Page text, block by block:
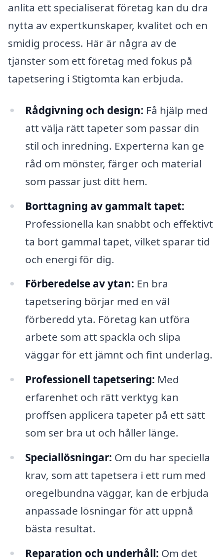
anlita ett specialiserat företag kan du dra
nytta av expertkunskaper, kvalitet och en
smidig process. Här är några av de
tjänster som ett företag med fokus på
tapetsering i Stigtomta kan erbjuda.
Rådgivning och design: Få hjälp med
att välja rätt tapeter som passar din
stil och inredning. Experterna kan ge
råd om mönster, färger och material
som passar just ditt hem.
Borttagning av gammalt tapet:
Professionella kan snabbt och effektivt
ta bort gammal tapet, vilket sparar tid
och energi för dig.
Förberedelse av ytan: En bra
tapetsering börjar med en väl
förberedd yta. Företag kan utföra
arbete som att spackla och slipa
väggar för ett jämnt och fint underlag.
Professionell tapetsering: Med
erfarenhet och rätt verktyg kan
proffsen applicera tapeter på ett sätt
som ser bra ut och håller länge.
Speciallösningar: Om du har speciella
krav, som att tapetsera i ett rum med
oregelbundna väggar, kan de erbjuda
anpassade lösningar för att uppnå
bästa resultat.
Reparation och underhåll: Om det